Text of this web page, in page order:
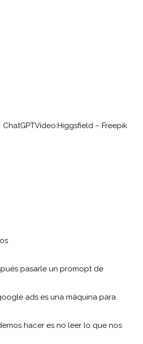
Vídeo:Higgsfield – Freepik
pasarle un promopt de
ads es una máquina para
hacer es no leer lo que nos